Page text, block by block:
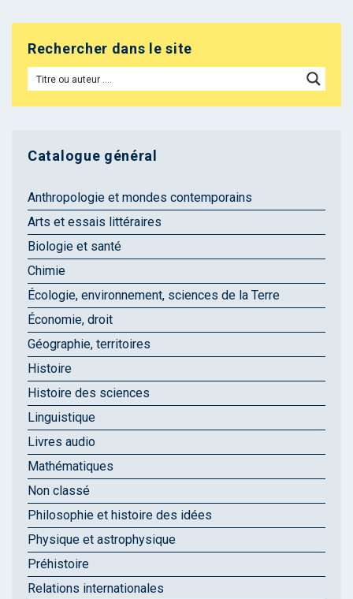
Rechercher dans le site
Catalogue général
Anthropologie et mondes contemporains
Arts et essais littéraires
Biologie et santé
Chimie
Écologie, environnement, sciences de la Terre
Économie, droit
Géographie, territoires
Histoire
Histoire des sciences
Linguistique
Livres audio
Mathématiques
Non classé
Philosophie et histoire des idées
Physique et astrophysique
Préhistoire
Relations internationales